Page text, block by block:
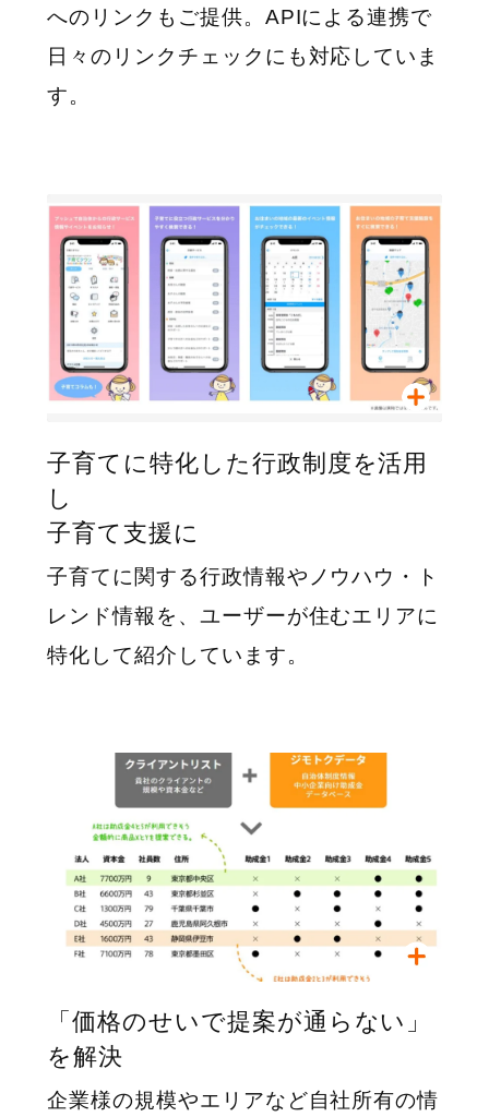
へのリンクもご提供。APIによる連携で
日々のリンクチェックにも対応していま
す。
子育てに特化した行政制度を活用
し
子育て支援に
子育てに関する行政情報やノウハウ・ト
レンド情報を、ユーザーが住むエリアに
特化して紹介しています。
「価格のせいで提案が通らない」
を解決
企業様の規模やエリアなど自社所有の情